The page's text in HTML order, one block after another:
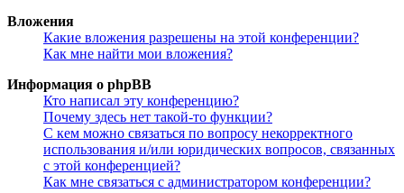
Вложения
Какие вложения разрешены на этой конференции?
Как мне найти мои вложения?
Информация о phpBB
Кто написал эту конференцию?
Почему здесь нет такой-то функции?
С кем можно связаться по вопросу некорректного
использования и/или юридических вопросов, связанных
с этой конференцией?
Как мне связаться с администратором конференции?